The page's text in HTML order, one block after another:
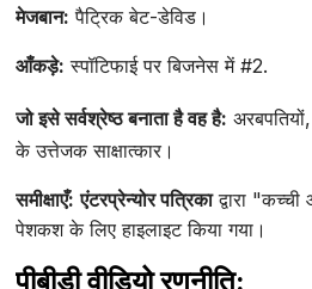
मेजबान: पैट्रिक बेट-डेविड।
आँकड़े: स्पॉटिफाई पर बिजनेस में #2.
जो इसे सर्वश्रेष्ठ बनाता है वह है:
के उत्तेजक साक्षात्कार।
समीक्षाएँ: एंटरप्रेन्योर पत्रिकाद्वारा
पेशकश के लिए हाइलाइट किया गया।
पीबीडी वीडियो रणनीति: